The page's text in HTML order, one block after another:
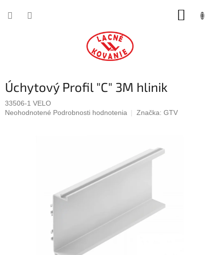
Úchytový Profil "C" 3M hlinik
33506-1 VELO
Priemerné
Neohodnotené Podrobnosti hodnotenia Značka: GTV